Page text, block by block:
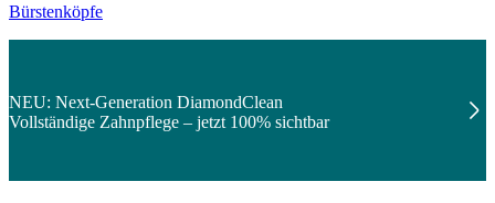
Bürstenköpfe
NEU: Next-Generation DiamondClean
Vollständige Zahnpflege – jetzt 100% sichtbar